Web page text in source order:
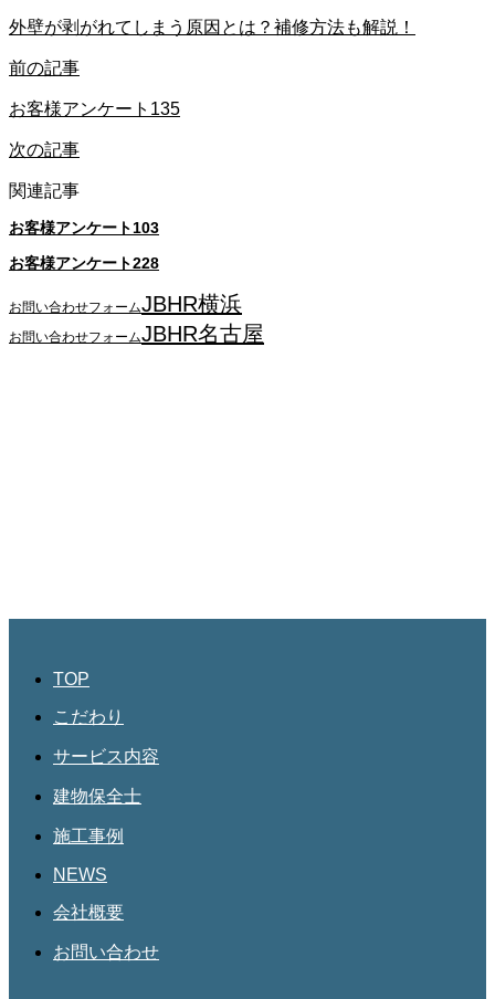
外壁が剥がれてしまう原因とは？補修方法も解説！
前の記事
お客様アンケート135
次の記事
関連記事
お客様アンケート103
お客様アンケート228
お問い合わせフォームJBHR横浜
お問い合わせフォームJBHR名古屋
TOP
こだわり
サービス内容
建物保全士
施工事例
NEWS
会社概要
お問い合わせ